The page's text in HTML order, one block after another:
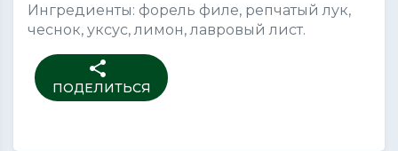
Ингредиенты: форель филе, репчатый лук,
чеснок, уксус, лимон, лавровый лист.
share
ПОДЕЛИТЬСЯ